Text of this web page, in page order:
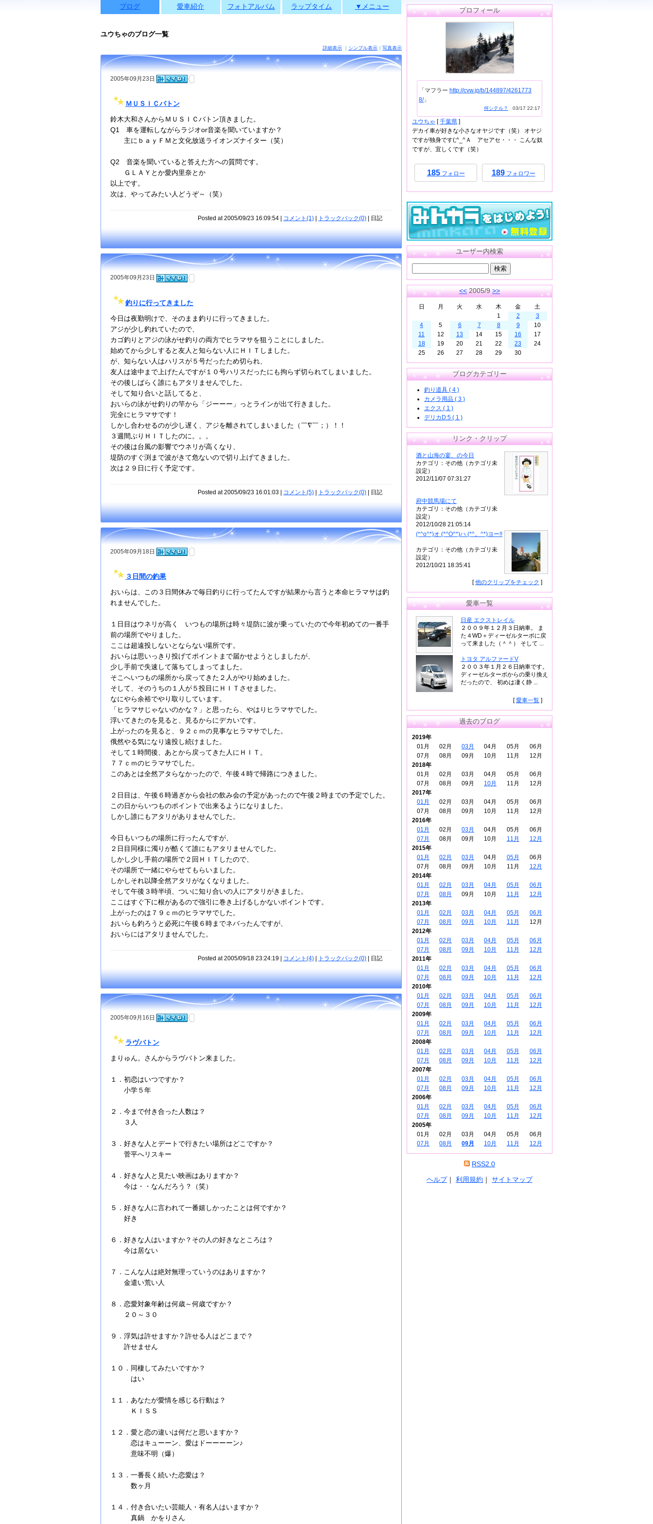
ブログ 愛車紹介 フォトアルバム ラップタイム ▼メニュー
ユウちゃのブログ一覧
詳細表示 ｜ シンプル表示 ｜ 写真表示
2005年09月23日
ＭＵＳＩＣバトン
鈴木大和さんからＭＵＳＩＣバトン頂きました。
Q1 車を運転しながらラジオor音楽を聞いていますか？
主にｂａｙＦＭと文化放送ライオンズナイター（笑）
Q2 音楽を聞いていると答えた方への質問です。
ＧＬＡＹとか愛内里奈とか
以上です。
次は、やってみたい人どうぞ～（笑）
Posted at 2005/09/23 16:09:54 | コメント(1) トラックバック(0) | 日記
2005年09月23日
釣りに行ってきました
今日は夜勤明けで、そのまま釣りに行ってきました。
アジが少し釣れていたので、
カゴ釣りとアジの泳がせ釣りの両方でヒラマサを狙うことにしました。
始めてから少しすると友人と知らない人にＨＩＴしました。
が、知らない人はハリスが５号だったため切られ、
友人は途中まで上げたんですが１０号ハリスだったにも拘らず切られてしまいました。
その後しばらく誰にもアタリませんでした。
そして知り合いと話してると、
おいらの泳がせ釣りの竿から「ジーーー」っとラインが出て行きました。
完全にヒラマサです！
しかし合わせるのが少し遅く、アジを離されてしまいました（￣∇￣；）！！
３週間ぶりＨＩＴしたのに。。。
その後は台風の影響でウネリが高くなり、
堤防のすぐ渕まで波がきて危ないので切り上げてきました。
次は２９日に行く予定です。
Posted at 2005/09/23 16:01:03 | コメント(5) | トラックバック(0) | 日記
2005年09月18日
３日間の釣果
おいらは、この３日間休みで毎日釣りに行ってたんですが結果から言うと本命ヒラマサは釣
れませんでした。
１日目はウネリが高く いつもの場所は時々堤防に波が乗っていたので今年初めての一番手
前の場所でやりました。
ここは超遠投しないとならない場所です。
おいらは思いっきり投げてポイントまで届かせようとしましたが、
少し手前で失速して落ちてしまってました。
そこへいつもの場所から戻ってきた２人がやり始めました。
そして、そのうちの１人が５投目にＨＩＴさせました。
なにやら余裕でやり取りしています。
「ヒラマサじゃないのかな？」と思ったら、やはりヒラマサでした。
浮いてきたのを見ると、見るからにデカいです。
上がったのを見ると、９２ｃｍの見事なヒラマサでした。
俄然やる気になり遠投し続けました。
そして１時間後、あとから戻ってきた人にＨＩＴ。
７７ｃｍのヒラマサでした。
このあとは全然アタらなかったので、午後４時で帰路につきました。
２日目は、午後６時過ぎから会社の飲み会の予定があったので午後２時までの予定でした。
この日からいつものポイントで出来るようになりました。
しかし誰にもアタリがありませんでした。
今日もいつもの場所に行ったんですが、
２日目同様に濁りが酷くて誰にもアタリませんでした。
しかし少し手前の場所で２回ＨＩＴしたので、
その場所で一緒にやらせてもらいました。
しかしそれ以降全然アタリがなくなりました。
そして午後３時半頃、ついに知り合いの人にアタリがきました。
ここはすぐ下に根があるので強引に巻き上げるしかないポイントです。
上がったのは７９ｃｍのヒラマサでした。
おいらも釣ろうと必死に午後６時までネバったんですが、
おいらにはアタリませんでした。
Posted at 2005/09/18 23:24:19 | コメント(4) トラックバック(0) | 日記
2005年09月16日
ラヴバトン
まりゅん。さんからラヴバトン来ました。
１．初恋はいつですか？
小学５年
２．今まで付き合った人数は？
３人
３．好きな人とデートで行きたい場所はどこですか？
菅平へリスキー
４．好きな人と見たい映画はありますか？
今は・・なんだろう？（笑）
５．好きな人に言われて一番嬉しかったことは何ですか？
好き
６．好きな人はいますか？その人の好きなところは？
今は居ない
７．こんな人は絶対無理っていうのはありますか？
金遣い荒い人
８．恋愛対象年齢は何歳～何歳ですか？
２０～３０
９．浮気は許せますか？許せる人はどこまで？
許せません
１０．同棲してみたいですか？
はい
１１．あなたが愛情を感じる行動は？
ＫＩＳＳ
１２．愛と恋の違いは何だと思いますか？
恋はキューーン、愛はドーーーーン♪
意味不明（爆）
１３．一番長く続いた恋愛は？
数ヶ月
１４．付き合いたい芸能人・有名人はいますか？
真鍋 かをりさん
プロフィール
「マフラー http://cvw.jp/b/144897/4261773
8/」
何シテル？ 03/17 22:17
ユウちゃ [千葉県 ]
デカイ車が好きな小さなオヤジです（笑） オヤジ
ですが独身です(;^_^Ａ アセアセ・・・ こんな奴
ですが、宜しくです（笑）
185フォロー 189フォロワー
ユーザー内検索
<<2005/9>>
日 月 火 水 木 金
土
1
2
3
4
5 6 7 8 9
10
11
12 13 14 15 16
17
18
19 20 21 22 23
24
25
26 27 28 29 30
ブログカテゴリー
釣り道具 ( 4 )
カメラ用品 ( 3 )
エクス ( 1 )
デリカD:5 ( 1 )
リンク・クリップ
酒と山海の宴、の今日
カテゴリ：その他（カテゴリ未
設定）
2012/11/07 07:31:27
府中競馬場にて
カテゴリ：その他（カテゴリ未
設定）
2012/10/28 21:05:14
(*^o^*)オ (*^O^*)ハ (*^。^*)ヨー!!
カテゴリ：その他（カテゴリ未
設定）
2012/10/21 18:35:41
[他のクリップをチェック ]
愛車一覧
日産 エクストレイル
２００９年１２月３日納車。 ま
た４WD＋ディーゼルターボに戻
って来ました（＾＾） そして ...
トヨタ アルファードV
２００３年１月２６日納車です。
ディーゼルターボからの乗り換え
だったので、 初めは凄く静 ...
[愛車一覧 ]
過去のブログ
2019年
01月
02月 03月 04月 05月
06月
07月
08月 09月 10月 11月
12月
2018年
01月
02月 03月 04月 05月
06月
07月
08月 09月 10月 11月
12月
2017年
01月
02月 03月 04月 05月
06月
07月
08月 09月 10月 11月
12月
2016年
01月
02月 03月 04月 05月
06月
07月
08月 09月 10月 11月
12月
2015年
01月
02月 03月 04月 05月
06月
07月
08月 09月 10月 11月
12月
2014年
01月
02月 03月 04月 05月
06月
07月
08月 09月 10月 11月
12月
2013年
01月
02月 03月 04月 05月
06月
07月
08月 09月 10月 11月
12月
2012年
01月
02月 03月 04月 05月
06月
07月
08月 09月 10月 11月
12月
2011年
01月
02月 03月 04月 05月
06月
07月
08月 09月 10月 11月
12月
2010年
01月
02月 03月 04月 05月
06月
07月
08月 09月 10月 11月
12月
2009年
01月
02月 03月 04月 05月
06月
07月
08月 09月 10月 11月
12月
2008年
01月
02月 03月 04月 05月
06月
07月
08月 09月 10月 11月
12月
2007年
01月
02月 03月 04月 05月
06月
07月
08月 09月 10月 11月
12月
2006年
01月
02月 03月 04月 05月
06月
07月
08月 09月 10月 11月
12月
2005年
01月
02月 03月 04月 05月
06月
07月
08月 09月 10月 11月 12月
RSS2.0
ヘルプ｜ 利用規約 ｜ サイトマップ